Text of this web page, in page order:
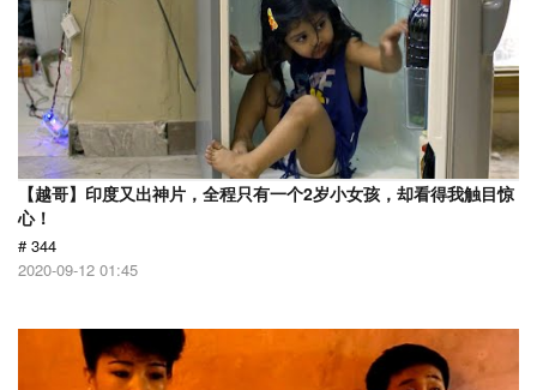
【越哥】印度又出神片，全程只有一个2岁小女孩，却看得我触目惊
心！
# 344
2020-09-12 01:45